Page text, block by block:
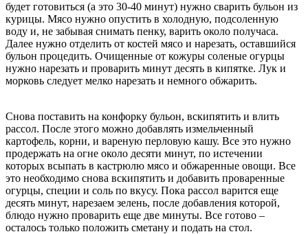
будет готовиться (а это 30-40 минут) нужно сварить бульон из
курицы. Мясо нужно опустить в холодную, подсоленную
воду и, не забывая снимать пенку, варить около получаса.
Далее нужно отделить от костей мясо и нарезать, оставшийся
бульон процедить. Очищенные от кожуры соленые огурцы
нужно нарезать и проварить минут десять в кипятке. Лук и
морковь следует мелко нарезать и немного обжарить.
Снова поставить на конфорку бульон, вскипятить и влить
рассол. После этого можно добавлять измельченный
картофель, корни, и вареную перловую кашу. Все это нужно
продержать на огне около десяти минут, по истечении
которых всыпать в кастрюлю мясо и обжаренные овощи. Все
это необходимо снова вскипятить и добавить проваренные
огурцы, специи и соль по вкусу. Пока рассол варится еще
десять минут, нарезаем зелень, после добавления которой,
блюдо нужно проварить еще две минуты. Все готово –
осталось только положить сметану и подать на стол.